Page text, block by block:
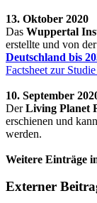
13. Oktober 2020
Das Wuppertal
erstellte und von
Deutschland bis
Factsheet zur
10. September
DerLiving Planet
erschienen und
werden.
Weitere Einträge
Externer